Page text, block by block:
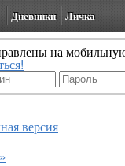
Дневники Личка
на
версия